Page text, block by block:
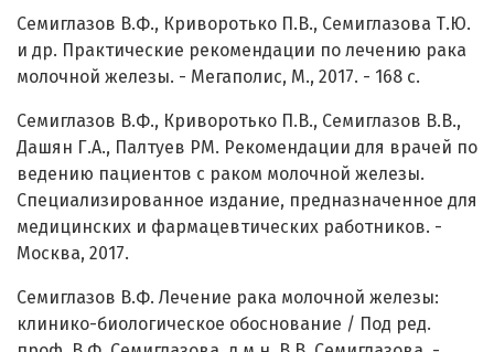
Семиглазов В.Ф., Криворотько П.В., Семиглазова Т.Ю.
и др. Практические рекомендации по лечению рака
молочной железы. - Мегаполис, М., 2017. - 168 с.
Семиглазов В.Ф., Криворотько П.В., Семиглазов В.В.,
Дашян Г.А., Палтуев РМ. Рекомендации для врачей по
ведению пациентов с раком молочной железы.
Специализированное издание, предназначенное для
медицинских и фармацевтических работников. -
Москва, 2017.
Семиглазов В.Ф. Лечение рака молочной железы:
клинико-биологическое обоснование / Под ред.